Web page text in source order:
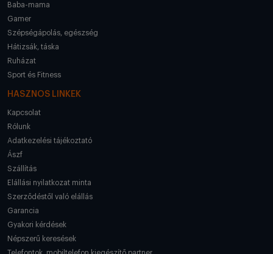
Baba-mama
Gamer
Szépségápolás, egészség
Hátizsák, táska
Ruházat
Sport és Fitness
HASZNOS LINKEK
Kapcsolat
Rólunk
Adatkezelési tájékoztató
Ászf
Szállítás
Elállási nyilatkozat minta
Szerződéstől való elállás
Garancia
Gyakori kérdések
Népszerű keresések